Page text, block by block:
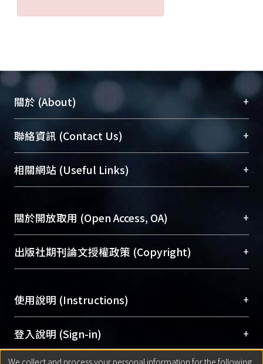
關於 (About) +
臺大位居世界頂尖大學之列，為永久珍藏及向國際
展現本校豐碩的研究成果及學術能量，圖書館整合
機構典藏（NTUR）與學術庫（AH）不同功能平
台，成為臺大學術典藏NTU scholars。期能整合研
成果。
To permanently archive and promote researcher
profiles and scholarly works, Library integrates the
services of “NTU Repository” with “Academic
聯絡資訊 (Contact Us) +
總館學科館員(Main Library)
醫學圖書館學科館員(Medical Library)
Sciences Library)
相關網站 (Useful Links) +
關於開放取用 (Open Access, OA) +
開放取用是從使用者角度提升資訊取用性的社會運
動，應用在學術研究上是透過將研究著作公開供使
用逐年攀升。同時可加速研究發展、提升研究影響
Archive）平台。 （點選深入了解OA）
出版社期刊論文授權政策 (Copyright) +
含部分內容的版權非匯入者所有，或由第三方贊
助與合作完成，請確認該版權所有者及第三方同
意提供此授權。
Please represent that the submission is your
使用說明 (Instructions) +
網站簡介(Quickstart Guide)
使用手冊(Instruction Manual)
登入說明 (Sign-in) +
We collect and process your personal information for the following